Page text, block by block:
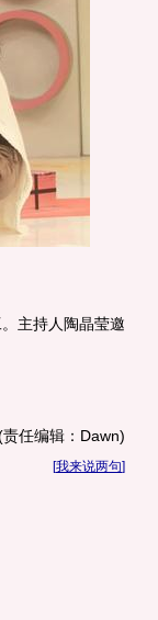
主持人陶晶莹邀
责任编辑：Dawn)
[我来说两句]